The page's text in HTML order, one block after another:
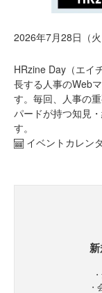
2026年7月28日（
HRzine Day（エイ
長する人事のWeb
す。毎回、人事の
パードが持つ知見
す。
イベントカレン